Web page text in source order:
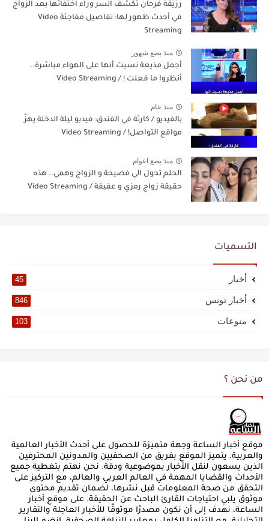
رزيقة فرحان تكشف السر وراء اختفائها بعد الزواج
في أحدث ظهور لها: تفاصيل مفاجئة Video
Streaming
منذ بضع شهور
أجمل مذيعة نسيت أنها على الهواء مباشرة..
أنظروا ما فعلت ! / Video Streaming
منذ عام
بالفيديو / كارثة في الفندق: فيديو ليلة الدخلة يهزّ
مواقع التواصل! / Video Streaming
منذ بضع اعوام
الحلم تحول الي فضيحة و الزواج وهمي.. هذه
حقيقة زواج رمزي و عفيفة / Video Streaming
التسميات
أخبار 45
أخبار تونس 846
منوعات 103
من نحن ؟
موقع أخبار الساعة وجهة متميزة للحصول على أحدث الأخبار العالمية
والعربية. يتميز الموقع بفريق من الصحفيين والمدونين المحترفين
الذين يسعون لنقل الأخبار بموضوعية ودقة. نحن نهتم بتغطية جميع
الأحداث والقضايا المهمة في العالم العربي والعالم، مع التركيز على
التحقق من صحة المعلومات قبل نشرها، لضمان تقديم محتوى
موثوق يلبي احتياجات القارئ الباحث عن الحقيقة. على موقع أخبار
الساعة، نهدف إلى أن نكون مصدرًا موثوقًا للأخبار العاجلة والتقارير